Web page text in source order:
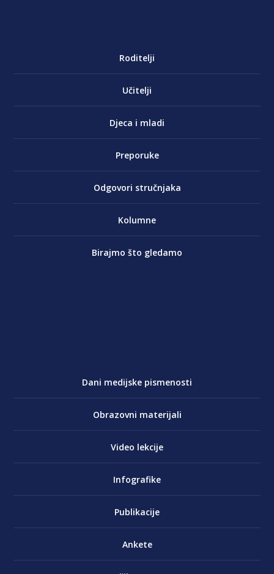
Roditelji
Učitelji
Djeca i mladi
Preporuke
Odgovori stručnjaka
Kolumne
Birajmo što gledamo
Dani medijske pismenosti
Obrazovni materijali
Video lekcije
Infografike
Publikacije
Ankete